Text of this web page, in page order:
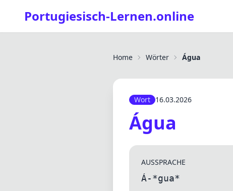
Portugiesisch-Lernen.online
Home Wörter Água
Wort 16.03.2026
Água
AUSSPRACHE
Á-*gua*